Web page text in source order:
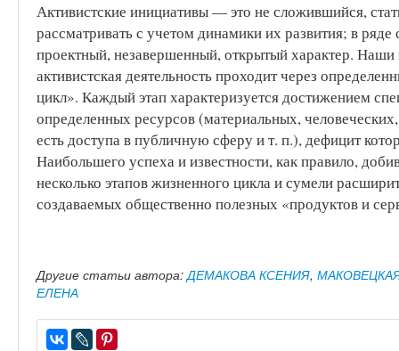
Активистские инициативы — это не сложившийся,
рассматривать с учетом динамики их развития; в ряде
проектный, незавершенный, открытый характер. Наши
активистская деятельность проходит через
цикл». Каждый этап характеризуется достижением
определенных ресурсов (материальных,
есть доступа в публичную сферу и т. п.), дефицит
Наибольшего успеха и известности, как правило,
несколько этапов жизненного цикла и сумели
создаваемых общественно полезных «продуктов и
Другие статьи автора:ДЕМАКОВА КСЕНИЯ,
ЕЛЕНА